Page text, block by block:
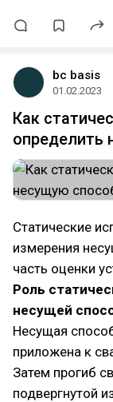
bc basis
01.02.2023
Как
определить
Статические
измерения
часть оценки
Роль
несущей
Несущая
приложена к
Затем прогиб
подвергнутой